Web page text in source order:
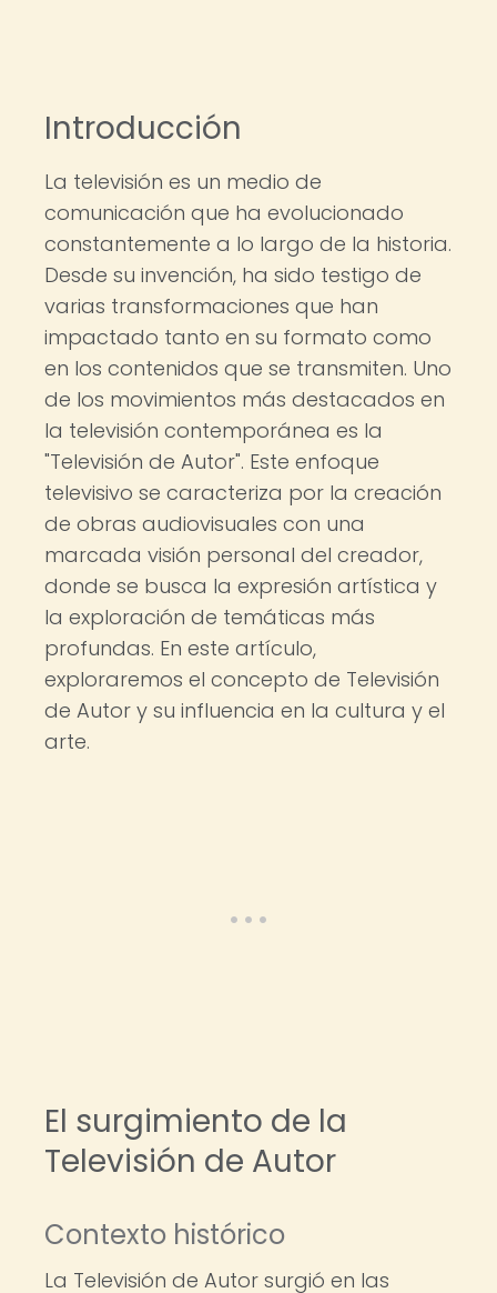
Introducción
La televisión es un medio de
comunicación que ha evolucionado
constantemente a lo largo de la historia.
Desde su invención, ha sido testigo de
varias transformaciones que han
impactado tanto en su formato como
en los contenidos que se transmiten. Uno
de los movimientos más destacados en
la televisión contemporánea es la
"Televisión de Autor". Este enfoque
televisivo se caracteriza por la creación
de obras audiovisuales con una
marcada visión personal del creador,
donde se busca la expresión artística y
la exploración de temáticas más
profundas. En este artículo,
exploraremos el concepto de Televisión
de Autor y su influencia en la cultura y el
arte.
El surgimiento de la
Televisión de Autor
Contexto histórico
La Televisión de Autor surgió en las